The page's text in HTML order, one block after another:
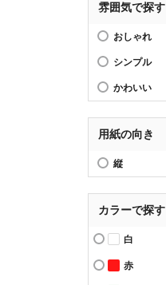
雰囲気で探す
おしゃれ
シンプル
かわいい
用紙の向き
縦
カラーで探す
白
赤